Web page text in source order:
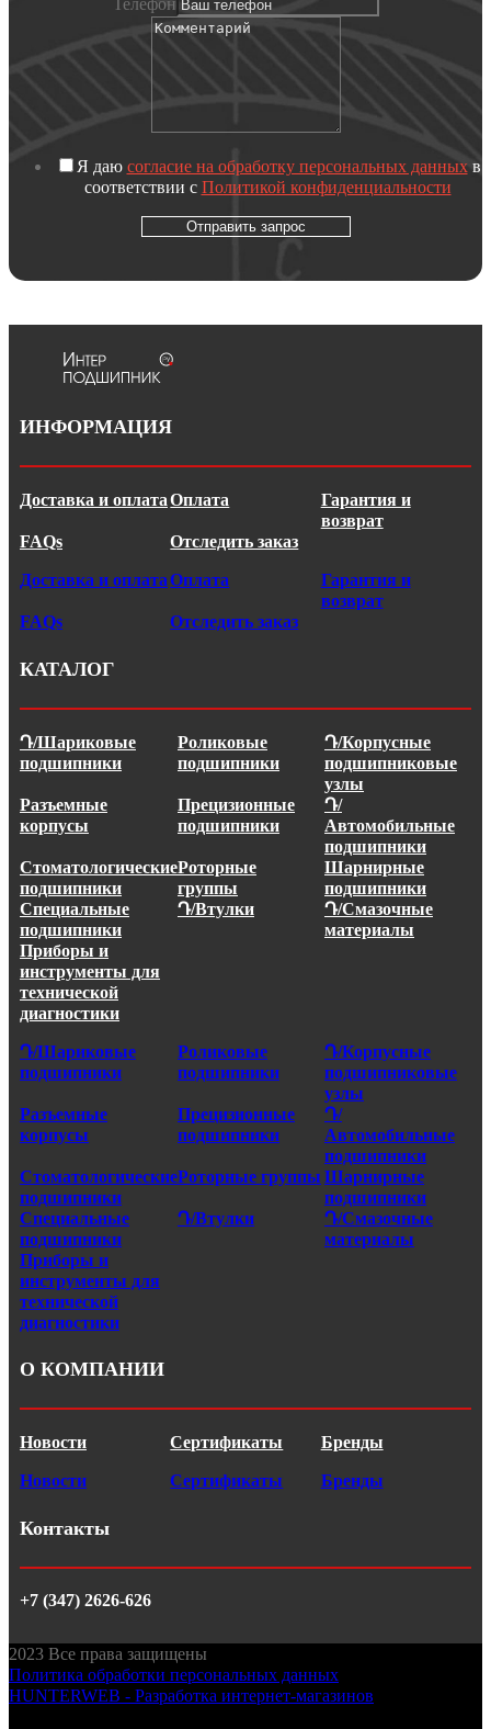
Я даю согласие на обработку персональных данныхв
соответствии с Политикой конфиденциальности
Отправить запрос
ИНФОРМАЦИЯ
Доставка и оплатаОплата
Гарантия и
возврат
FAQs
Отследить заказ
Доставка и оплатаОплата
Гарантия и
возврат
FAQs
Отследить заказ
КАТАЛОГ
Դ/Шариковые
подшипники
Роликовые
подшипники
Դ/Корпусные
подшипниковые
узлы
Разъемные
корпусы
Прецизионные
подшипники
Դ/
Автомобильные
подшипники
Стоматологические
подшипники
Роторные
группы
Шарнирные
подшипники
Специальные
подшипники
Դ/Втулки
Դ/Смазочные
материалы
Приборы и
инструменты для
технической
диагностики
Դ/Шариковые
подшипники
Роликовые
подшипники
Դ/Корпусные
подшипниковые
узлы
Разъемные
корпусы
Прецизионные
подшипники
Դ/
Автомобильные
подшипники
Стоматологические
подшипники
Роторные группы Шарнирные
подшипники
Специальные
подшипники
Դ/Втулки
Դ/Смазочные
материалы
Приборы и
инструменты для
технической
диагностики
О КОМПАНИИ
Новости Сертификаты Бренды
Новости Сертификаты Бренды
Контакты
+7 (347) 2626-626
2023 Все права защищены
Политика обработки персональных данных
HUNTERWEB - Разработка интернет-магазинов